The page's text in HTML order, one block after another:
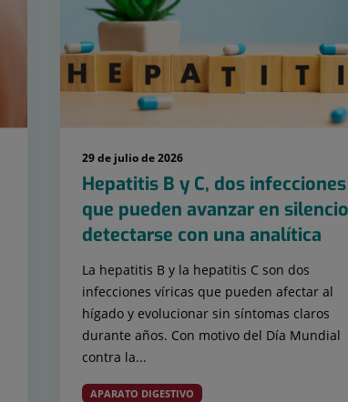
29 de julio de 2026
Hepatitis B y C, dos infecciones
que pueden avanzar en
detectarse con una analítica
La hepatitis B y la hepatitis C son dos
infecciones víricas que pueden afectar al
hígado y evolucionar sin síntomas claros
durante años. Con motivo del Día Mundial
contra la...
APARATO DIGESTIVO